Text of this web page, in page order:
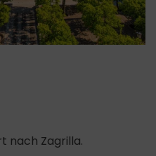
nach Zagrilla.